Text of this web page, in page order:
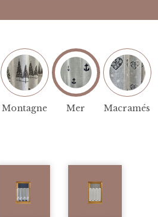
Montagne Mer Macramés